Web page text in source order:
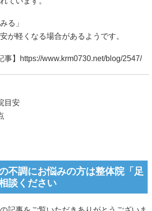
る」
が軽くなる場合があるようです。
事】 https://www.krm0730.net/blog/2547/
目安
不調にお悩みの方は整体院「足
談ください